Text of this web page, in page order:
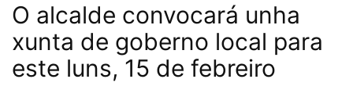
O alcalde convocará unha
xunta de goberno local para
este luns, 15 de febreiro